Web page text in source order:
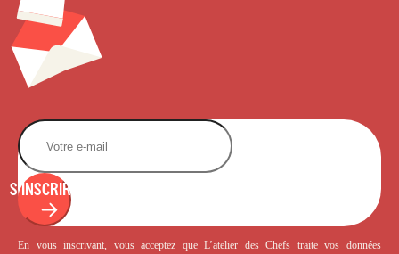
S'INSCRIRE
En vous inscrivant, vous acceptez que L’atelier des Chefs traite vos données